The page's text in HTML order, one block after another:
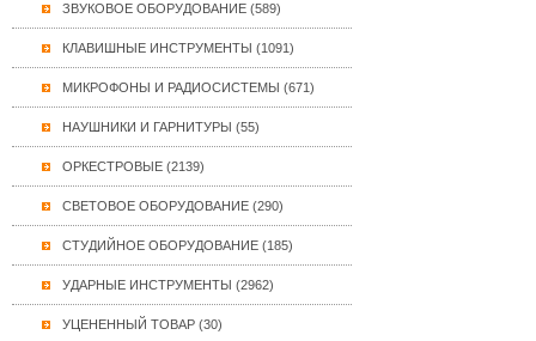
ЗВУКОВОЕ ОБОРУДОВАНИЕ (589)
КЛАВИШНЫЕ ИНСТРУМЕНТЫ (1091)
МИКРОФОНЫ И РАДИОСИСТЕМЫ (671)
НАУШНИКИ И ГАРНИТУРЫ (55)
ОРКЕСТРОВЫЕ (2139)
СВЕТОВОЕ ОБОРУДОВАНИЕ (290)
СТУДИЙНОЕ ОБОРУДОВАНИЕ (185)
УДАРНЫЕ ИНСТРУМЕНТЫ (2962)
УЦЕНЕННЫЙ ТОВАР (30)